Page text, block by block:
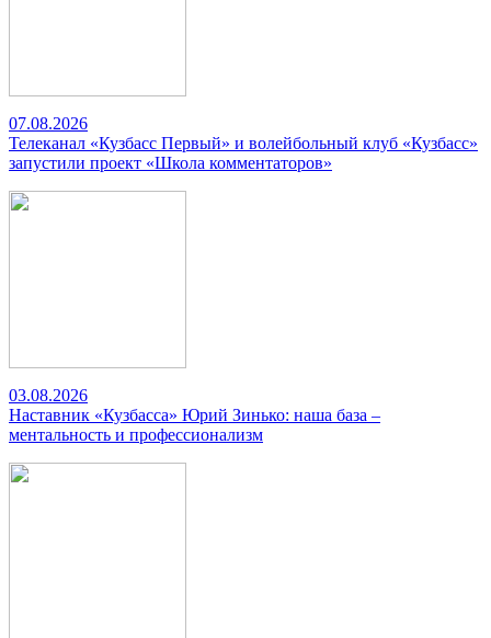
07.08.2026
Телеканал «Кузбасс Первый» и волейбольный клуб «Кузбасс»
запустили проект «Школа комментаторов»
03.08.2026
Наставник «Кузбасса» Юрий Зинько: наша база –
ментальность и профессионализм